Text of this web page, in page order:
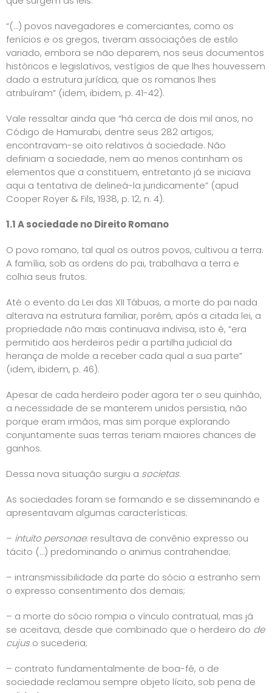
“(…) povos navegadores e comerciantes, como os
fenícios e os gregos, tiveram associações de estilo
variado, embora se não deparem, nos seus documentos
históricos e legislativos, vestígios de que lhes houvessem
dado a estrutura jurídica, que os romanos lhes
atribuíram” (idem, ibidem, p. 41-42).
Vale ressaltar ainda que “há cerca de dois mil anos, no
Código de Hamurabi, dentre seus 282 artigos,
encontravam-se oito relativos à sociedade. Não
definiam a sociedade, nem ao menos continham os
elementos que a constituem, entretanto já se iniciava
aqui a tentativa de delineá-la juridicamente” (apud
Cooper Royer & Fils, 1938, p. 12, n. 4).
1.1 A sociedade no Direito Romano
O povo romano, tal qual os outros povos, cultivou a terra.
A família, sob as ordens do pai, trabalhava a terra e
colhia seus frutos.
Até o evento da Lei das XII Tábuas, a morte do pai nada
alterava na estrutura familiar, porém, após a citada lei, a
propriedade não mais continuava indivisa, isto é, “era
permitido aos herdeiros pedir a partilha judicial da
herança de molde a receber cada qual a sua parte”
(idem, ibidem, p. 46).
Apesar de cada herdeiro poder agora ter o seu quinhão,
a necessidade de se manterem unidos persistia, não
porque eram irmãos, mas sim porque explorando
conjuntamente suas terras teriam maiores chances de
ganhos.
Dessa nova situação surgiu a societas.
As sociedades foram se formando e se disseminando e
apresentavam algumas características:
– intuito personae: resultava de convênio expresso ou
tácito (…) predominando o animus contrahendae;
– intransmissibilidade da parte do sócio a estranho sem
o expresso consentimento dos demais;
– a morte do sócio rompia o vínculo contratual, mas já
se aceitava, desde que combinado que o herdeiro do de
cujuso sucederia;
– contrato fundamentalmente de boa-fé, o de
sociedade reclamou sempre objeto lícito, sob pena de